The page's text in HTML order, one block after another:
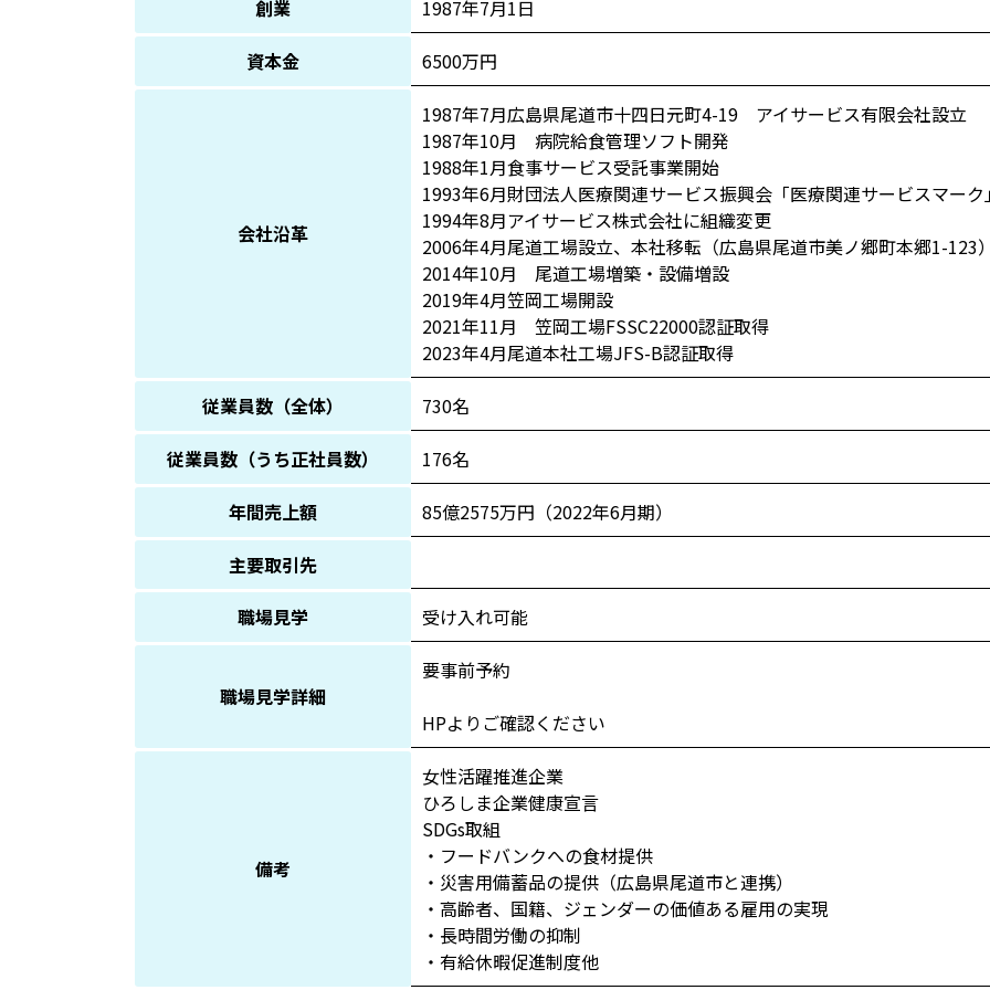
創業
1987年7月1日
資本金
6500万円
会社沿革
1987年7月広島県尾道市十四日元町4-19 アイサービス有限会社設立
1987年10月 病院給食管理ソフト開発
1988年1月食事サービス受託事業開始
1993年6月財団法人医療関連サービス振興会「医療関連サービスマー
1994年8月アイサービス株式会社に組織変更
2006年4月尾道工場設立、本社移転（広島県尾道市美ノ郷町本郷1-123）
2014年10月 尾道工場増築・設備増設
2019年4月笠岡工場開設
2021年11月 笠岡工場FSSC22000認証取得
2023年4月尾道本社工場JFS-B認証取得
従業員数（全体）
730名
従業員数（うち正社員数）
176名
年間売上額
85億2575万円（2022年6月期）
主要取引先
職場見学
受け入れ可能
職場見学詳細
要事前予約
HPよりご確認ください
備考
女性活躍推進企業
ひろしま企業健康宣言
SDGs取組
・フードバンクへの食材提供
・災害用備蓄品の提供（広島県尾道市と連携）
・高齢者、国籍、ジェンダーの価値ある雇用の実現
・長時間労働の抑制
・有給休暇促進制度他